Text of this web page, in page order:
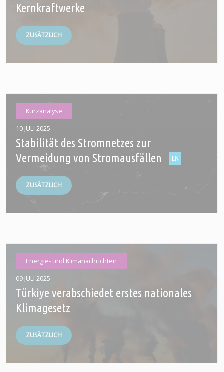
Kernkraftwerke
ZUSÄTZLICH
Kurzanalyse
10 JULI 2025
Stabilität des Stromnetzes zur
Vermeidung von Stromausfällen
ZUSÄTZLICH
Energie- und Klimanachrichten
09 JULI 2025
Türkiye verabschiedet erstes nationales
Klimagesetz
ZUSÄTZLICH